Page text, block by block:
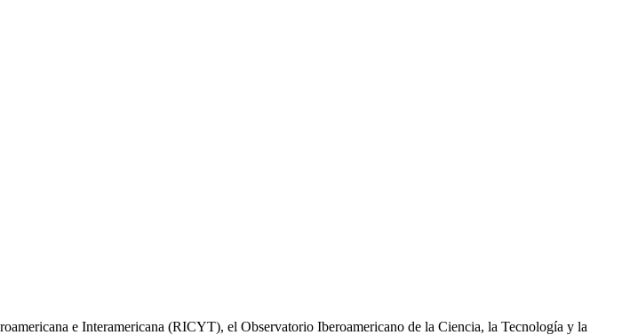
e Interamericana (RICYT), el Observatorio Iberoamericano de la Ciencia, la Tecnología y la